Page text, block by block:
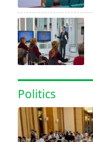
Politics